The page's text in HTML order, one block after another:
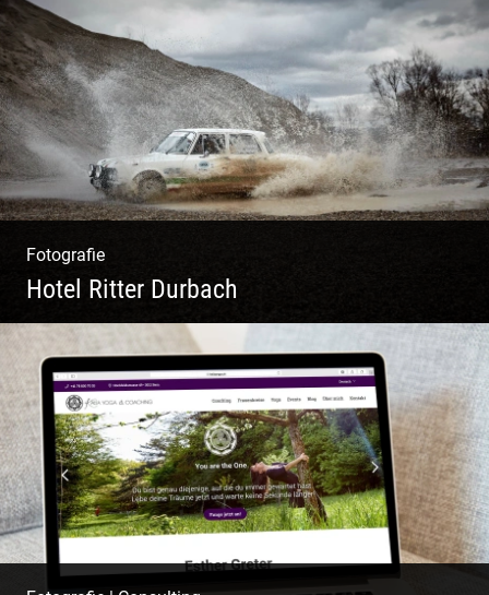
Ganz neu durfte es werden. Alles. Fotos.
Web. Shop.
Fotografie
Hotel Ritter Durbach
Matsch|Oldtimer|Männer|Spass